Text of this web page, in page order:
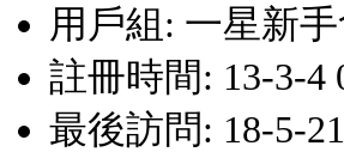
用戶組: 一星新
註冊時間: 13-3-4
最後訪問: 18-5-